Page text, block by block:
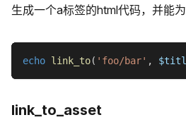
生成一个a标签的html代码，并能
echo link_to( 'foo/bar' ,
link_to_asset